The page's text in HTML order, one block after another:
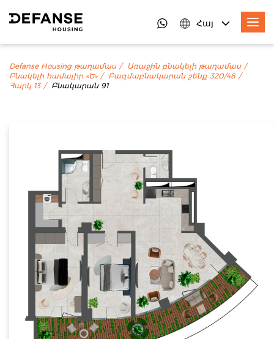
Հայ
Defanse Housing թաղամաս
Առաջին բնակելի թաղամաս
Բնակելի համալիր «Ե»
Բազմաբնակարան շենք 320/48
Հարկ 13
Բնակարան 91